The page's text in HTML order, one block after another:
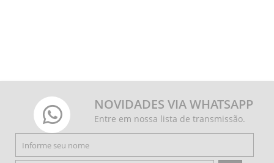
NOVIDADES VIA WHATSAPP
Entre em nossa lista de transmissão.